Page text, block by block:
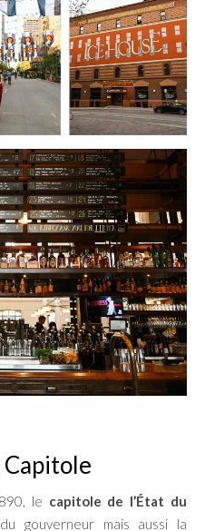
Capitole
le capitole de l’État du
gouverneur mais aussi la